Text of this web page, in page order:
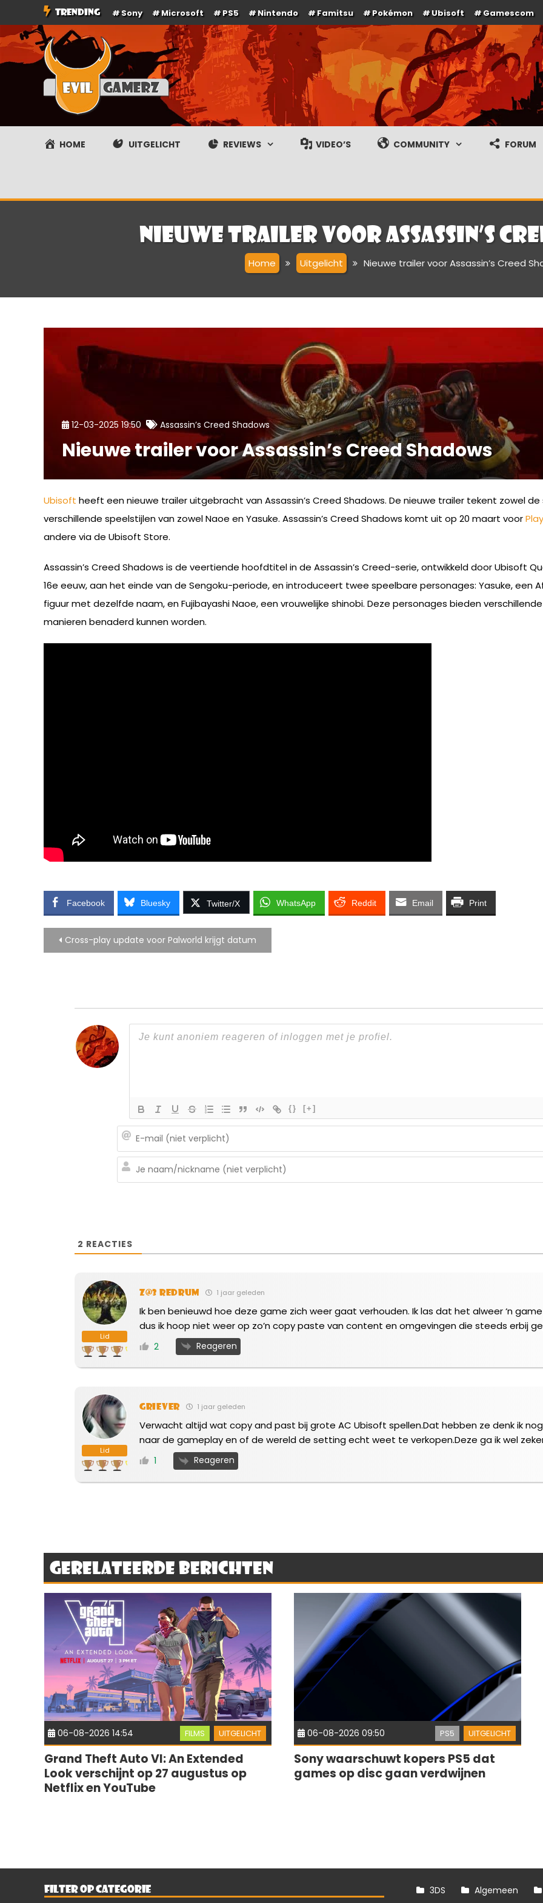
naar
de
TRENDING Sony Microsoft PS5 Nintendo Famitsu Pokémon Ubisoft Gamescom
Evilgamerz
Het meest interessante game nieuws, reviews, coverage en gameplay streams
HOME UITGELICHT REVIEWS VIDEO’S COMMUNITY FORUM
Nieuwe trailer voor Assassin’s
Home Uitgelicht Nieuwe trailer voor Assassin’s Creed
12-03-2025 19:50 Assassin’s Creed Shadows
Nieuwe trailer voor Assassin’s Creed Shadows
Ubisoft heeft een nieuwe trailer uitgebracht van Assassin’s Creed Shadows. De nieuwe trailer tekent zowel
verschillende speelstijlen van zowel Naoe en Yasuke. Assassin’s Creed Shadows komt uit op 20 maart voor
andere via de Ubisoft Store.
Assassin’s Creed Shadows is de veertiende hoofdtitel in de Assassin’s Creed-serie, ontwikkeld door Ubisoft
16e eeuw, aan het einde van de Sengoku-periode, en introduceert twee speelbare personages: Yasuke, een
figuur met dezelfde naam, en Fujibayashi Naoe, een vrouwelijke shinobi. Deze personages bieden
manieren benaderd kunnen worden.
Facebook Bluesky Twitter/X WhatsApp Reddit Email Print
Bericht
Cross-play update voor Palworld krijgt datum
{} [+]
2 REACTIES
Lid
Z@3 Redrum 1 jaar geleden
Ik ben benieuwd hoe deze game zich weer gaat verhouden. Ik las dat het alweer ‘n
dus ik hoop niet weer op zo’n copy paste van content en omgevingen die steeds erbij
2 Reageren
Lid
Griever 1 jaar geleden
Verwacht altijd wat copy and past bij grote AC Ubisoft spellen.Dat hebben ze denk ik
naar de gameplay en of de wereld de setting echt weet te verkopen.Deze ga ik wel
1 Reageren
Gerelateerde berichten
06-08-2026 14:54 FILMS UITGELICHT
Grand Theft Auto VI: An Extended
Look verschijnt op 27 augustus op
Netflix en YouTube
06-08-2026 09:50 PS5 UITGELICHT
Sony waarschuwt kopers PS5 dat
games op disc gaan verdwijnen
FILTER OP CATEGORIE 3DS Algemeen